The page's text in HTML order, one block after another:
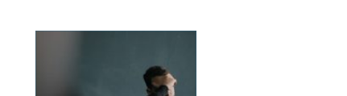
hvor der er tid til
atmosfære og en klar